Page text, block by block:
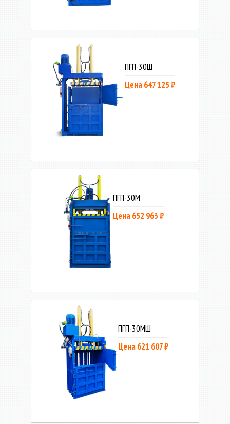
ПГП-30Ш
Цена 647 125 ₽
ПГП-30М
Цена 652 963 ₽
ПГП-30МШ
Цена 621 607 ₽